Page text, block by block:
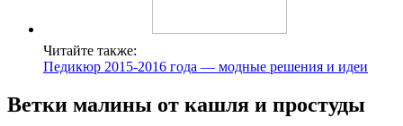
Читайте также:
Педикюр 2015-2016 года — модные решения и идеи
Ветки малины от кашля и простуды